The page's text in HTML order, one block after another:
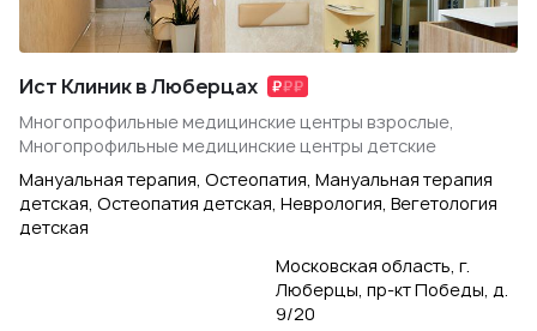
Ист Клиник в Люберцах
Многопрофильные медицинские центры взрослые,
Многопрофильные медицинские центры детские
Мануальная терапия, Остеопатия, Мануальная терапия
детская, Остеопатия детская, Неврология, Вегетология
детская
Московская область, г.
Люберцы, пр-кт Победы, д.
9/20